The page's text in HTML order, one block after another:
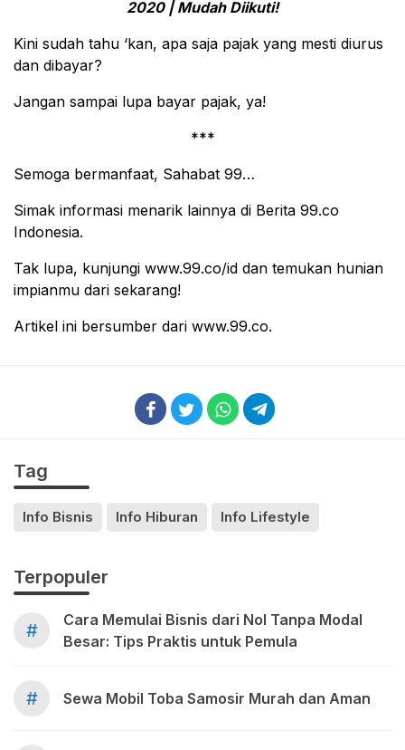
2020 | Mudah Diikuti!
Kini sudah tahu ‘kan, apa saja pajak yang mesti diurus
dan dibayar?
Jangan sampai lupa bayar pajak, ya!
***
Semoga bermanfaat, Sahabat 99…
Simak informasi menarik lainnya di Berita 99.co
Indonesia.
Tak lupa, kunjungi www.99.co/id dan temukan hunian
impianmu dari sekarang!
Artikel ini bersumber dari www.99.co.
Tag
Info Bisnis Info Hiburan Info Lifestyle
Terpopuler
#
Cara Memulai Bisnis dari Nol Tanpa Modal
Besar: Tips Praktis untuk Pemula
# Sewa Mobil Toba Samosir Murah dan Aman